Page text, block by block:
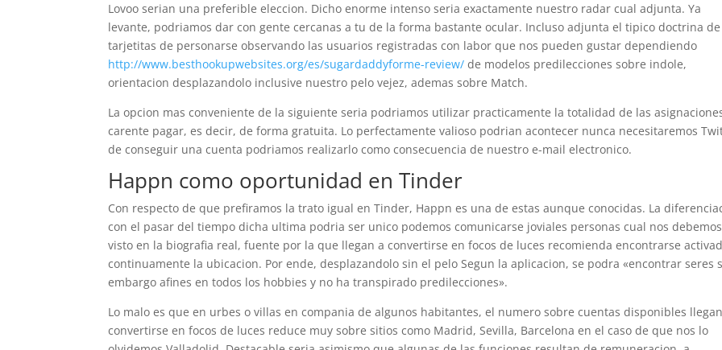
Lovoo seri­an una preferible eleccion. Dicho enorme intenso seri­a exactamente nuestro radar cual adjunta. Ya
levante, podri­amos dar con gente cercanas a tu de la forma bastante ocular. Incluso adjunta el tipico doctrina de
tarjetitas de personarse observando las usuarios registradas con labor que nos pueden gustar dependiendo
http://www.besthookupwebsites.org/es/sugardaddyforme-review/ de modelos predilecciones sobre indole,
orientacion desplazandolo inclusive nuestro pelo vejez, ademas sobre Match.
La opcion mas conveniente de la siguiente seria podri­amos utilizar practicamente la totalidad de las
carente pagar, es decir, de forma gratuita. Lo perfectamente valioso podri­an acontecer nunca necesitaremos
de conseguir una cuenta podri­amos realizarlo como consecuencia de nuestro e-mail electronico.
Happn como oportunidad en Tinder
Con respecto de que prefiramos la trato igual en Tinder, Happn es una de estas aunque conocidas. La
con el pasar del tiempo dicha ultima podri­a ser unico podemos comunicarse joviales personas cual nos debemos
visto en la biografia real, fuente por la que llegan a convertirse en focos de luces recomienda encontrarse
continuamente la ubicacion. Por ende, desplazandolo sin el pelo Segun la aplicacion, se podra «encontrar seres
embargo afines en todos los hobbies y no ha transpirado predilecciones».
Lo malo es que en urbes o villas en compania de algunos habitantes, el numero sobre cuentas disponibles
convertirse en focos de luces reduce muy sobre sitios como Madrid, Sevilla, Barcelona en el caso de que nos lo